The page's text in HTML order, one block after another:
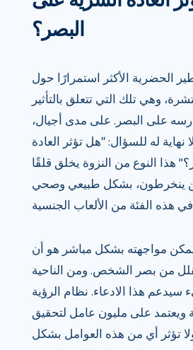
البصر؟
الحضرية الأكثر استمرارًا حول
وهي تلك التي تتعلق بالتأثير
على البصر. على مدى أجيال،
نهاية له للسؤال: “هل تؤثر العادة
هذا النوع من النزوة يخلق قلقًا
ينخرطون، بشكل طبيعي وصحي
يمكن مواجهته بشكل مباشر هو أن
تقلل من بصر الشخص. ومن الناحية
سيدعم هذا الادعاء. نظام الرؤية
ويعتمد على مليون عامل لتحقيق
ولا تؤثر أي من هذه العوامل بشكل